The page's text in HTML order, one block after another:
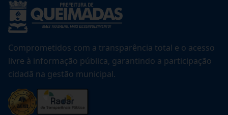
Comprometidos com a transparência total e o acesso
livre à informação pública, garantindo a participação
cidadã na gestão municipal.